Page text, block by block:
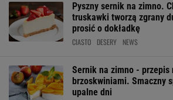
Pyszny sernik na zimno.
truskawki tworzą zgrany
prosić o dokładkę
CIASTO DESERY NEWS
Sernik na zimno - przepis
brzoskwiniami. Smaczny
upalne dni